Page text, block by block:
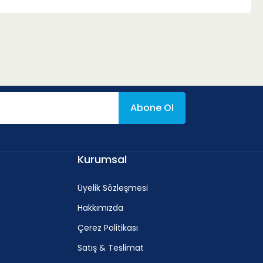
Abone Ol
Kurumsal
Üyelik Sözleşmesi
Hakkımızda
Çerez Politikası
Satış & Teslimat